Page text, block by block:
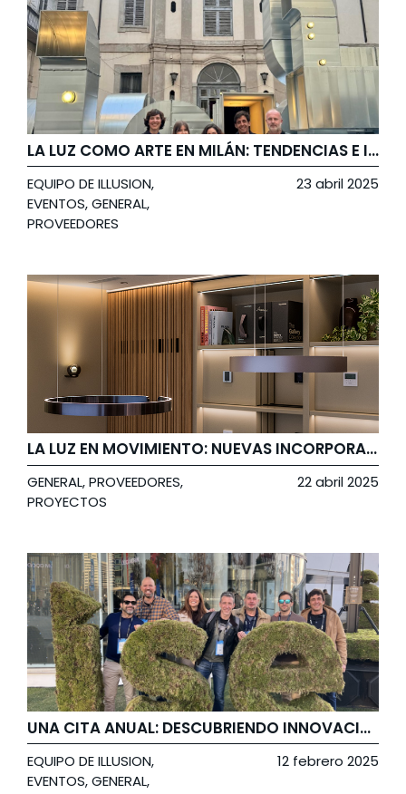
LA LUZ COMO ARTE EN MILÁN: TENDENCIAS E INSPIRACIÓN DESDE EL SALONE DEL MOBILE & EUROLUCE 2025
EQUIPO DE ILLUSION,
EVENTOS,GENERAL,
PROVEEDORES
23 abril 2025
LA LUZ EN MOVIMIENTO: NUEVAS INCORPORACIONES DE OCCHIO EN NUESTRO EXPERIENCE CENTER
GENERAL,PROVEEDORES,
PROYECTOS
22 abril 2025
UNA CITA ANUAL: DESCUBRIENDO INNOVACIONES EN ISE 2025 BARCELONA
EQUIPO DE ILLUSION,
EVENTOS,GENERAL,
12 febrero 2025